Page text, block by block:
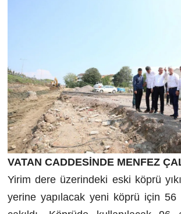
VATAN CADDESİNDE MENFEZ
Yirim dere üzerindeki eski köprü
yerine yapılacak yeni köprü için 56